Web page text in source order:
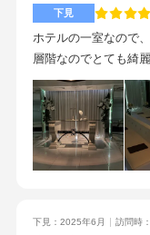
さったり飲み物を常
のサービス力を感じ
てなし力はやはりゲ
安心してお任せでき
すが、安い時期をお
きると思いました。
下見
ホテルの一室なので
層階なのでとても綺
で景色はもちろん素
題なく使えると思い
テルならではの宿泊
と思いました、デザ
た。10種類も食べさ
すとても良い印象で
下見：2025年6月 訪問時